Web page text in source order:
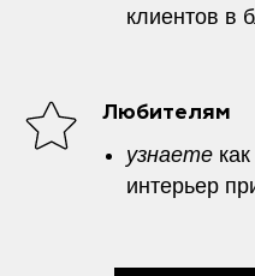
клиентов в
Любителям
узнаете
интерьер